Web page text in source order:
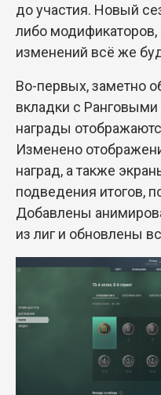
до участия. Новый
либо
изменений всё же
Во-первых, заметно
вкладки с Ранговыми
награды
Изменено
наград, а также
подведения итогов,
Добавлены
из лиг и обновлены